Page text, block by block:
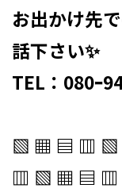
お出かけ先
話下さい✨
TEL：080ｰ
▧ ▦ ▤ ▥
▥ ▧ ▦ ▤ ▥